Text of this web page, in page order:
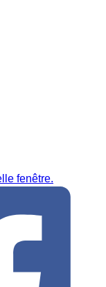
fenêtre.